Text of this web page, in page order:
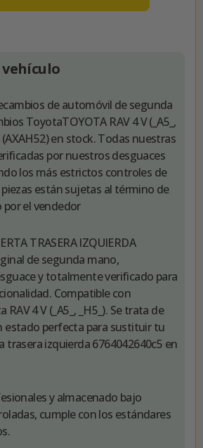
de automóvil de segunda
ToyotaTOYOTA RAV 4 V (_A5_,
(AXAH52) en stock. Todas nuestras
por nuestros desguaces
los más estrictos controles de
están sujetas al término de
el vendedor
TRASERA IZQUIERDA
de segunda mano,
y totalmente verificado para
Compatible con
4 V (_A5_, _H5_). Se trata de
estado perfecta para sustituir tu
trasera izquierda 6764042640c5 en
y almacenado bajo
cumple con los estándares